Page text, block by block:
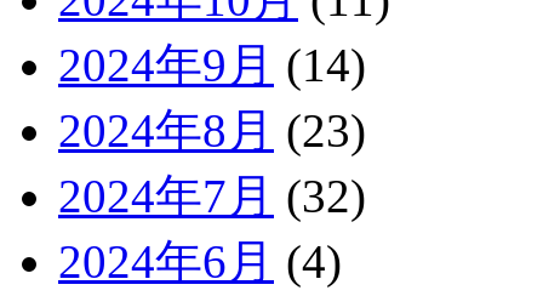
2024年9月 (14)
2024年8月 (23)
2024年7月 (32)
2024年6月 (4)